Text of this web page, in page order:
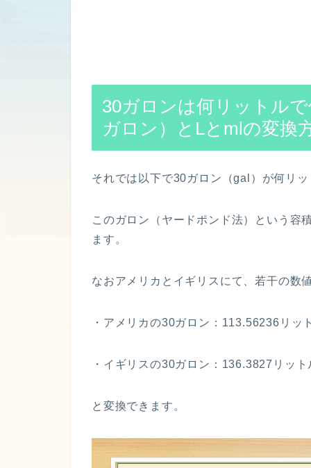
30ガロンは何リットル
ガロン）とLとmlの変換
それでは以下で30ガロン（gal）が何リ
このガロン（ヤードポンド法）という容
ます。
なおアメリカとイギリスにて、若干の数
・アメリカの30ガロン：113.56236リッ
・イギリスの30ガロン：136.3827リッ
と変換できます。